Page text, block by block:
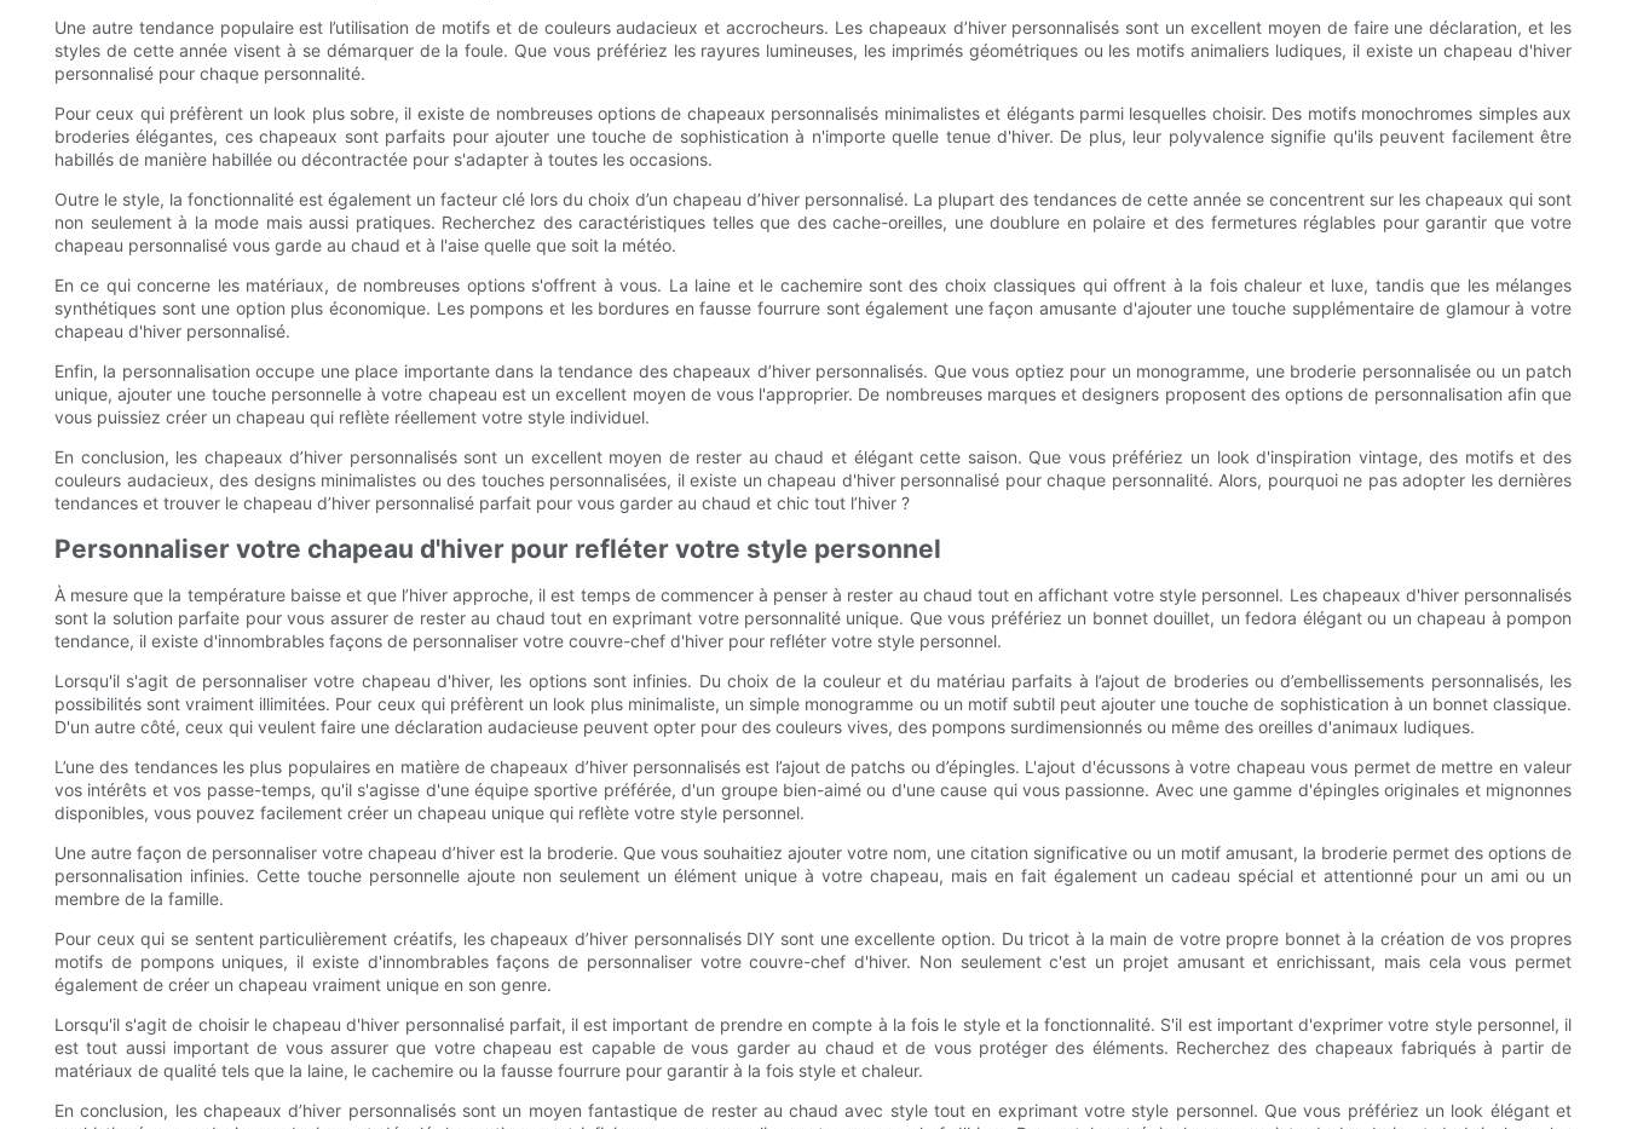
Une autre tendance populaire est l’utilisation de motifs et de couleurs audacieux et accrocheurs. Les chapeaux d’hiver personnalisés sont un excellent moyen de faire une déclaration, et les
styles de cette année visent à se démarquer de la foule. Que vous préfériez les rayures lumineuses, les imprimés géométriques ou les motifs animaliers ludiques, il existe un chapeau d'hiver
personnalisé pour chaque personnalité.
Pour ceux qui préfèrent un look plus sobre, il existe de nombreuses options de chapeaux personnalisés minimalistes et élégants parmi lesquelles choisir. Des motifs monochromes simples aux
broderies élégantes, ces chapeaux sont parfaits pour ajouter une touche de sophistication à n'importe quelle tenue d'hiver. De plus, leur polyvalence signifie qu'ils peuvent facilement être
habillés de manière habillée ou décontractée pour s'adapter à toutes les occasions.
Outre le style, la fonctionnalité est également un facteur clé lors du choix d’un chapeau d’hiver personnalisé. La plupart des tendances de cette année se concentrent sur les chapeaux qui sont
non seulement à la mode mais aussi pratiques. Recherchez des caractéristiques telles que des cache-oreilles, une doublure en polaire et des fermetures réglables pour garantir que votre
chapeau personnalisé vous garde au chaud et à l'aise quelle que soit la météo.
En ce qui concerne les matériaux, de nombreuses options s'offrent à vous. La laine et le cachemire sont des choix classiques qui offrent à la fois chaleur et luxe, tandis que les mélanges
synthétiques sont une option plus économique. Les pompons et les bordures en fausse fourrure sont également une façon amusante d'ajouter une touche supplémentaire de glamour à votre
chapeau d'hiver personnalisé.
Enfin, la personnalisation occupe une place importante dans la tendance des chapeaux d’hiver personnalisés. Que vous optiez pour un monogramme, une broderie personnalisée ou un patch
unique, ajouter une touche personnelle à votre chapeau est un excellent moyen de vous l'approprier. De nombreuses marques et designers proposent des options de personnalisation afin que
vous puissiez créer un chapeau qui reflète réellement votre style individuel.
En conclusion, les chapeaux d’hiver personnalisés sont un excellent moyen de rester au chaud et élégant cette saison. Que vous préfériez un look d'inspiration vintage, des motifs et des
couleurs audacieux, des designs minimalistes ou des touches personnalisées, il existe un chapeau d'hiver personnalisé pour chaque personnalité. Alors, pourquoi ne pas adopter les dernières
tendances et trouver le chapeau d’hiver personnalisé parfait pour vous garder au chaud et chic tout l’hiver ?
Personnaliser votre chapeau d'hiver pour refléter votre style personnel
À mesure que la température baisse et que l’hiver approche, il est temps de commencer à penser à rester au chaud tout en affichant votre style personnel. Les chapeaux d'hiver personnalisés
sont la solution parfaite pour vous assurer de rester au chaud tout en exprimant votre personnalité unique. Que vous préfériez un bonnet douillet, un fedora élégant ou un chapeau à pompon
tendance, il existe d'innombrables façons de personnaliser votre couvre-chef d'hiver pour refléter votre style personnel.
Lorsqu'il s'agit de personnaliser votre chapeau d'hiver, les options sont infinies. Du choix de la couleur et du matériau parfaits à l’ajout de broderies ou d’embellissements personnalisés, les
possibilités sont vraiment illimitées. Pour ceux qui préfèrent un look plus minimaliste, un simple monogramme ou un motif subtil peut ajouter une touche de sophistication à un bonnet classique.
D'un autre côté, ceux qui veulent faire une déclaration audacieuse peuvent opter pour des couleurs vives, des pompons surdimensionnés ou même des oreilles d'animaux ludiques.
L’une des tendances les plus populaires en matière de chapeaux d’hiver personnalisés est l’ajout de patchs ou d’épingles. L'ajout d'écussons à votre chapeau vous permet de mettre en valeur
vos intérêts et vos passe-temps, qu'il s'agisse d'une équipe sportive préférée, d'un groupe bien-aimé ou d'une cause qui vous passionne. Avec une gamme d'épingles originales et mignonnes
disponibles, vous pouvez facilement créer un chapeau unique qui reflète votre style personnel.
Une autre façon de personnaliser votre chapeau d’hiver est la broderie. Que vous souhaitiez ajouter votre nom, une citation significative ou un motif amusant, la broderie permet des options de
personnalisation infinies. Cette touche personnelle ajoute non seulement un élément unique à votre chapeau, mais en fait également un cadeau spécial et attentionné pour un ami ou un
membre de la famille.
Pour ceux qui se sentent particulièrement créatifs, les chapeaux d’hiver personnalisés DIY sont une excellente option. Du tricot à la main de votre propre bonnet à la création de vos propres
motifs de pompons uniques, il existe d'innombrables façons de personnaliser votre couvre-chef d'hiver. Non seulement c'est un projet amusant et enrichissant, mais cela vous permet
également de créer un chapeau vraiment unique en son genre.
Lorsqu'il s'agit de choisir le chapeau d'hiver personnalisé parfait, il est important de prendre en compte à la fois le style et la fonctionnalité. S'il est important d'exprimer votre style personnel, il
est tout aussi important de vous assurer que votre chapeau est capable de vous garder au chaud et de vous protéger des éléments. Recherchez des chapeaux fabriqués à partir de
matériaux de qualité tels que la laine, le cachemire ou la fausse fourrure pour garantir à la fois style et chaleur.
En conclusion, les chapeaux d’hiver personnalisés sont un moyen fantastique de rester au chaud avec style tout en exprimant votre style personnel. Que vous préfériez un look élégant et